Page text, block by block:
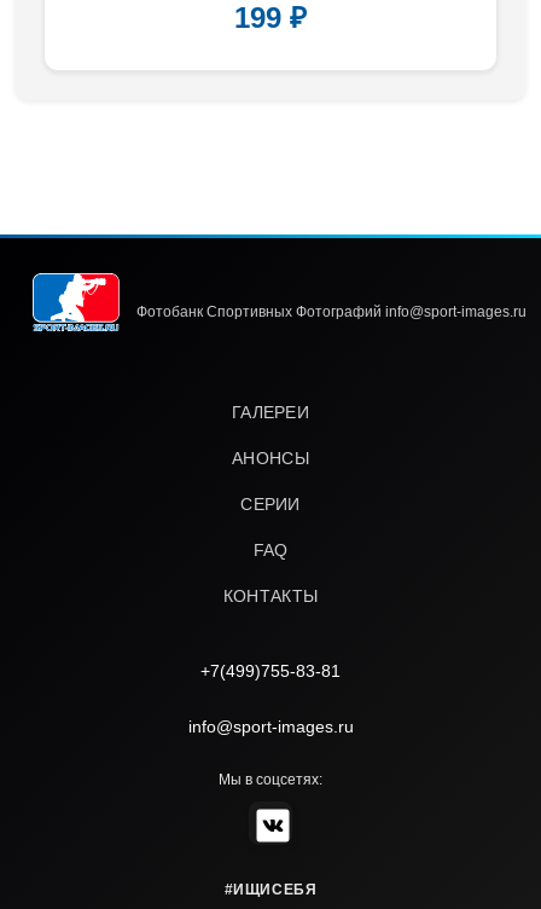
199 ₽
Фотобанк Спортивных Фотографий info@sport-images.ru
ГАЛЕРЕИ
АНОНСЫ
СЕРИИ
FAQ
КОНТАКТЫ
+7(499)755-83-81
info@sport-images.ru
Мы в соцсетях:
#ИЩИСЕБЯ